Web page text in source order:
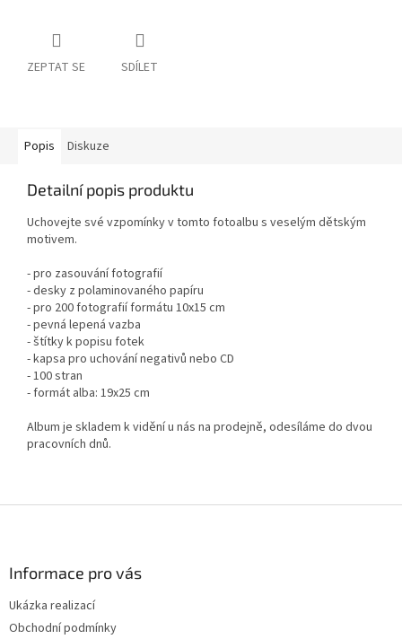
ZEPTAT SE SDÍLET
Popis Diskuze
Detailní popis produktu
Uchovejte své vzpomínky v tomto fotoalbu s veselým dětským
motivem.
- pro zasouvání fotografií
- desky z polaminovaného papíru
- pro 200 fotografií formátu 10x15 cm
- pevná lepená vazba
- štítky k popisu fotek
- kapsa pro uchování negativů nebo CD
- 100 stran
- formát alba: 19x25 cm
Album je skladem k vidění u nás na prodejně, odesíláme do dvou
pracovních dnů.
Informace pro vás
Ukázka realizací
Obchodní podmínky